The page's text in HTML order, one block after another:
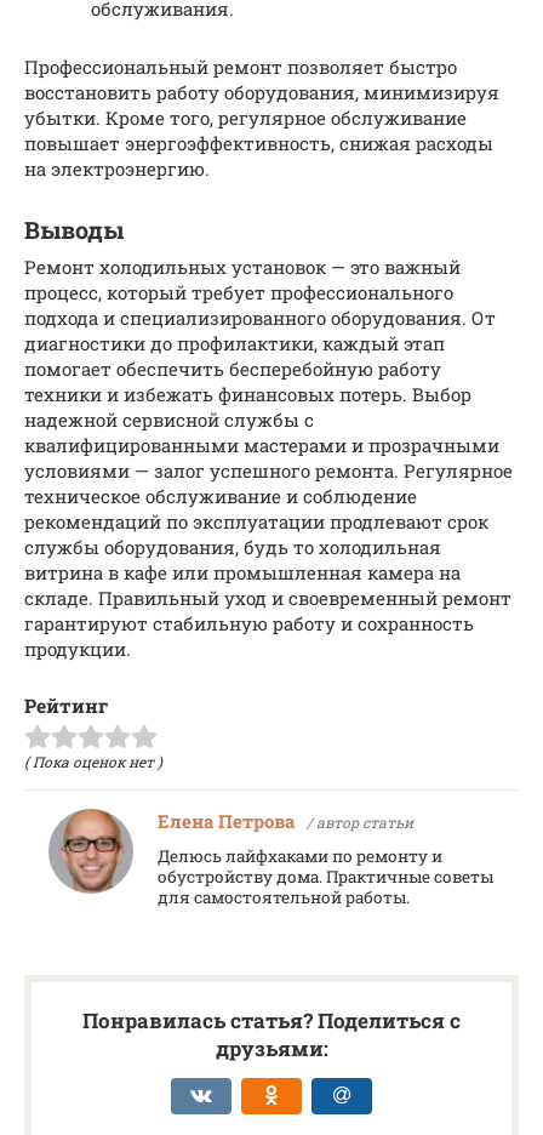
обслуживания.
Профессиональный ремонт позволяет быстро
восстановить работу оборудования, минимизируя
убытки. Кроме того, регулярное обслуживание
повышает энергоэффективность, снижая расходы
на электроэнергию.
Выводы
Ремонт холодильных установок — это важный
процесс, который требует профессионального
подхода и специализированного оборудования. От
диагностики до профилактики, каждый этап
помогает обеспечить бесперебойную работу
техники и избежать финансовых потерь. Выбор
надежной сервисной службы с
квалифицированными мастерами и прозрачными
условиями — залог успешного ремонта. Регулярное
техническое обслуживание и соблюдение
рекомендаций по эксплуатации продлевают срок
службы оборудования, будь то холодильная
витрина в кафе или промышленная камера на
складе. Правильный уход и своевременный ремонт
гарантируют стабильную работу и сохранность
продукции.
Рейтинг
( Пока оценок нет )
Елена Петрова / автор статьи
Делюсь лайфхаками по ремонту и
обустройству дома. Практичные советы
для самостоятельной работы.
Понравилась статья? Поделиться с
друзьями: